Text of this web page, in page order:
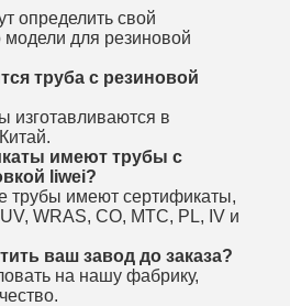
определить свой
для резиновой
труба с резиновой
изготавливаются в
имеют трубы с
liwei?
трубы имеют сертификаты,
WRAS, CO, MTC, PL, IV и
ваш завод до заказа?
на нашу фабрику,